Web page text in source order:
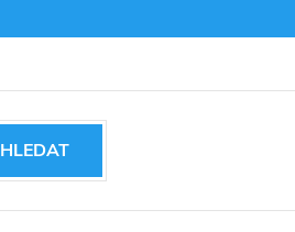
HLEDAT